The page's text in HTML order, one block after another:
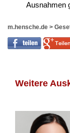
Ausnahmen
m.hensche.de >
Weitere